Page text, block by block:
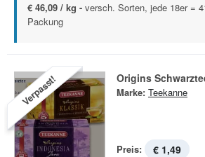
€ 46,09 / kg - versch. Sorten, jede 18er =
Packung
Verpasst! Origins
Marke: Teekanne
Preis: € 1,49